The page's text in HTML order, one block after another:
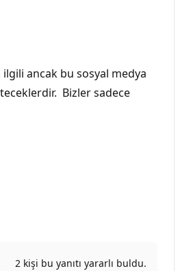
ancak bu sosyal medya
Bizler sadece
2 kişi bu yanıtı yararlı buldu.